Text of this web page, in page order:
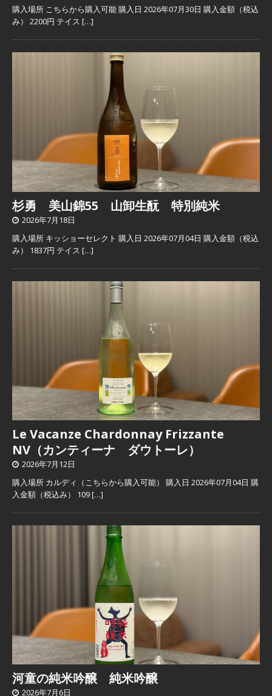
購入場所 こちらから購入可能 購入日 2026年07月30日 購入金額（税込
み） 2200円 テイス […]
杉勇 美山錦55 山卸生酛 特別純米
2026年7月18日
購入場所 キッショーセレクト 購入日 2026年07月04日 購入金額（税込
み） 1837円 テイス […]
Le Vacanze Chardonnay Frizzante
NV（カンティーナ ダウトーレ）
2026年7月12日
購入場所 カルディ（こちらから購入可能） 購入日 2026年07月04日 購
入金額（税込み） 109[…]
河童の純米吟醸 純米吟醸
2026年7月6日